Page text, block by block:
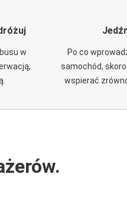
w
Po co
samochód,
wspierać